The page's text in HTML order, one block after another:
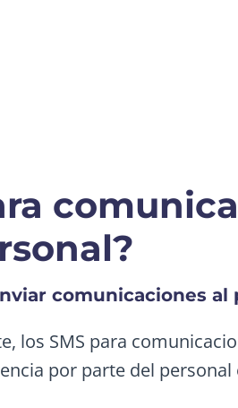
comunicaciones al
los SMS para
por parte del